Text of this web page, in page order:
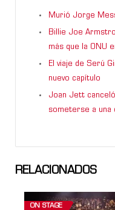
Murió Jorge
Billie Joe
más que la ONU
El viaje de Serú
nuevo capítulo
Joan Jett
someterse a una
RELACIONADOS
ON STAGE